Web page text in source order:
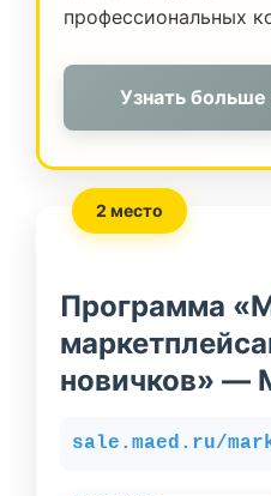
профессиональных
Узнать
2 место
Программа
новичков» —
sale.maed.ru/